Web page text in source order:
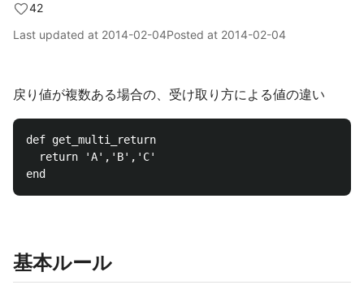
42
Last updated at 2014-02-04Posted at 2014-02-04
戻り値が複数ある場合の、受け取り方による値の違い
def get_multi_return
  return 'A','B','C'
基本ルール